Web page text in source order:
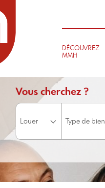
DÉCOUVREZ
MMH
Vous cherchez ?
Surface minimum